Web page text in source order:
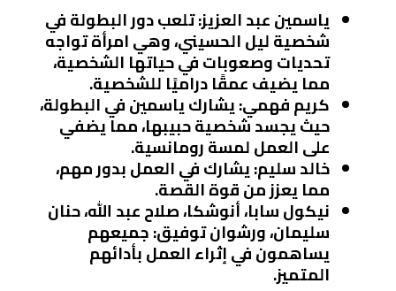
ياسمين عبد العزيز: تلعب دور البطولة في
شخصية ليل الحسيني، وهي امرأة تواجه
تحديات وصعوبات في حياتها الشخصية،
مما يضيف عمقًا دراميًا للشخصية.
كريم فهمي: يشارك ياسمين في البطولة،
حيث يجسد شخصية حبيبها، مما يضفي
على العمل لمسة رومانسية.
خالد سليم: يشارك في العمل بدور مهم،
مما يعزز من قوة القصة.
نيكول سابا،أنوشكا،صلاح عبد الله،حنان
سليمان، ورشوان توفيق: جميعهم
يساهمون في إثراء العمل بأدائهم
المتميز.